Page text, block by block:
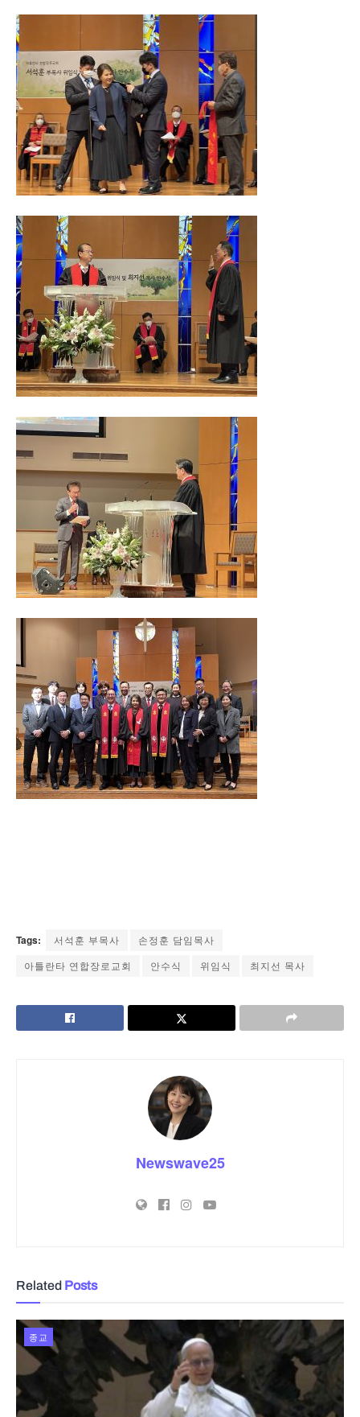
Tags: 서석훈 부목사
손정훈 담임목사
아틀란타 연합장로교회
안수식 위임식 최지선 목사
Newswave25
Related Posts
종교